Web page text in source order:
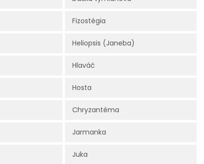
Fizostégia
Heliopsis (Janeba)
Hlaváč
Hosta
Chryzantéma
Jarmanka
Juka